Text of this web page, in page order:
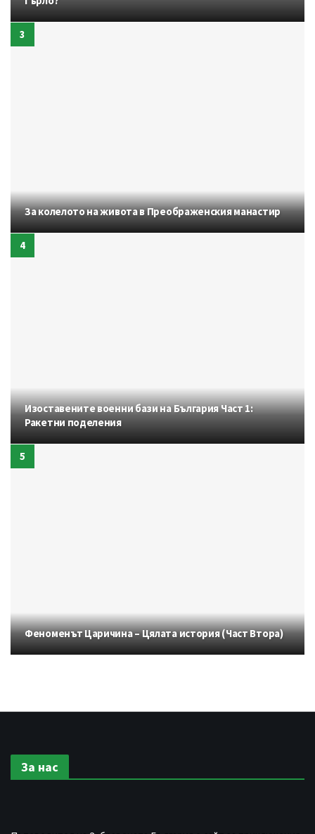
За колелото на живота в Преображенския манастир
Изоставените военни бази на България Част 1:
Ракетни поделения
Феноменът Царичина – Цялата история (Част Втора)
За нас